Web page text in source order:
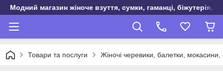
Модний магазин жіноче взуття, сумки, гаманці, біжутерія,
Товари та послуги Жіночі черевики, балетки, мокасини,